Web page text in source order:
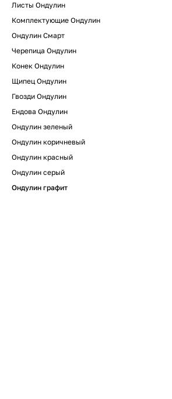
Листы Ондулин
Комплектующие Ондулин
Ондулин Смарт
Черепица Ондулин
Конек Ондулин
Щипец Ондулин
Гвозди Ондулин
Ендова Ондулин
Ондулин зеленый
Ондулин коричневый
Ондулин красный
Ондулин серый
Ондулин графит